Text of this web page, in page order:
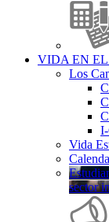
VIDA EN
Los
Vida
sector